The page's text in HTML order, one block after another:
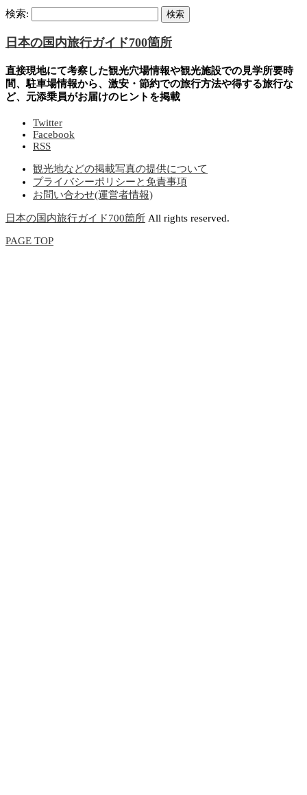
検索:
日本の国内旅行ガイド700箇所
直接現地にて考察した観光穴場情報や観光施設での見学所要時
間、駐車場情報から、激安・節約での旅行方法や得する旅行な
ど、元添乗員がお届けのヒントを掲載
Twitter
Facebook
RSS
観光地などの掲載写真の提供について
プライバシーポリシーと免責事項
お問い合わせ(運営者情報)
日本の国内旅行ガイド700箇所 All rights reserved.
PAGE TOP